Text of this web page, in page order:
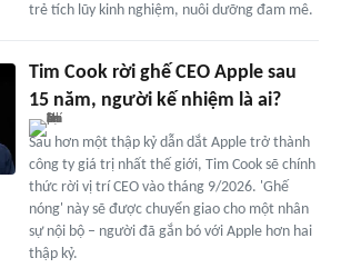
trẻ tích lũy kinh nghiệm, nuôi dưỡng đam mê.
Tim Cook rời ghế CEO Apple sau
15 năm, người kế nhiệm là ai?
Sau hơn một thập kỷ dẫn dắt Apple trở thành
công ty giá trị nhất thế giới, Tim Cook sẽ chính
thức rời vị trí CEO vào tháng 9/2026. 'Ghế
nóng' này sẽ được chuyển giao cho một nhân
sự nội bộ – người đã gắn bó với Apple hơn hai
thập kỷ.